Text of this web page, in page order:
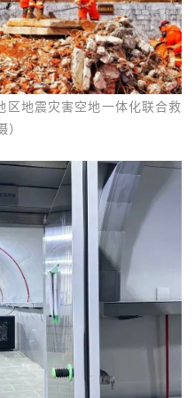
区地震灾害空地一体化联合救